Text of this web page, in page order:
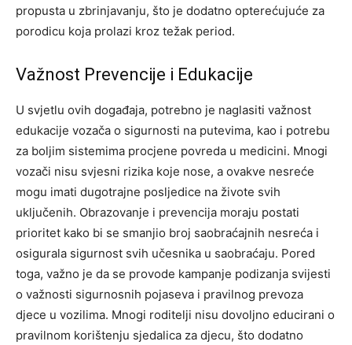
propusta u zbrinjavanju, što je dodatno opterećujuće za
porodicu koja prolazi kroz težak period.
Važnost Prevencije i Edukacije
U svjetlu ovih događaja, potrebno je naglasiti važnost
edukacije vozača o sigurnosti na putevima, kao i potrebu
za boljim sistemima procjene povreda u medicini. Mnogi
vozači nisu svjesni rizika koje nose, a ovakve nesreće
mogu imati dugotrajne posljedice na živote svih
uključenih. Obrazovanje i prevencija moraju postati
prioritet kako bi se smanjio broj saobraćajnih nesreća i
osigurala sigurnost svih učesnika u saobraćaju. Pored
toga, važno je da se provode kampanje podizanja svijesti
o važnosti sigurnosnih pojaseva i pravilnog prevoza
djece u vozilima. Mnogi roditelji nisu dovoljno educirani o
pravilnom korištenju sjedalica za djecu, što dodatno